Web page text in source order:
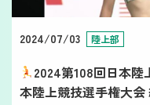
2024/07/03 陸上部
2024第108回日本陸
本陸上競技選手権大会